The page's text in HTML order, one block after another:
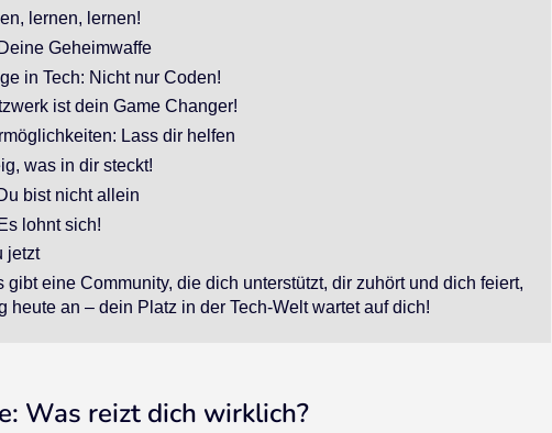
lernen, lernen!
Geheimwaffe
in Tech: Nicht nur Coden!
ist dein Game Changer!
Lass dir helfen
was in dir steckt!
bist nicht allein
lohnt sich!
jetzt
eine Community, die dich unterstützt, dir zuhört und dich feiert,
heute an – dein Platz in der Tech-Welt wartet auf dich!
Was reizt dich wirklich?